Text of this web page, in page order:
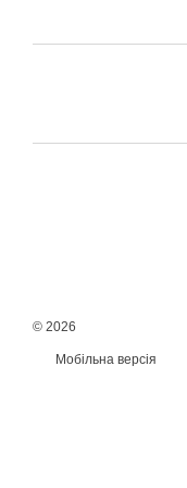
© 2026
Мобільна версія